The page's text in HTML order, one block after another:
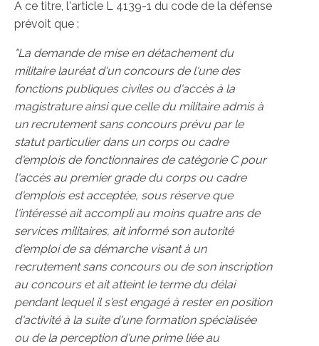
A ce titre, l'article L 4139-1 du code de la défense
prévoit que :
"La demande de mise en détachement du
militaire lauréat d'un concours de l'une des
fonctions publiques civiles ou d'accès à la
magistrature ainsi que celle du militaire admis à
un recrutement sans concours prévu par le
statut particulier dans un corps ou cadre
d'emplois de fonctionnaires de catégorie C pour
l'accès au premier grade du corps ou cadre
d'emplois est acceptée, sous réserve que
l'intéressé ait accompli au moins quatre ans de
services militaires, ait informé son autorité
d'emploi de sa démarche visant à un
recrutement sans concours ou de son inscription
au concours et ait atteint le terme du délai
pendant lequel il s'est engagé à rester en position
d'activité à la suite d'une formation spécialisée
ou de la perception d'une prime liée au